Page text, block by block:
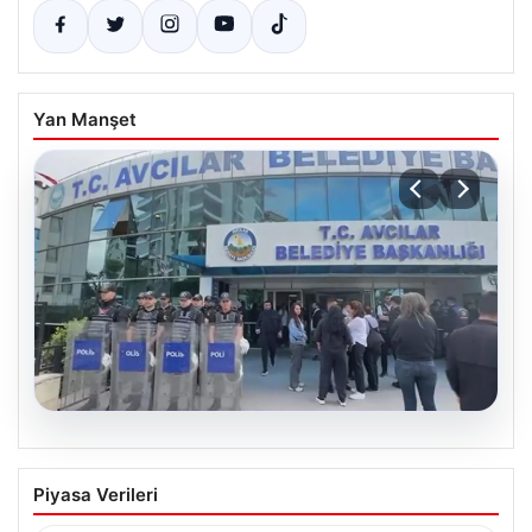
Yan Manşet
05.08.2026
Avcılar Belediyesi’ne operasyon. 12
şüpheli gözaltına alındı
Piyasa Verileri